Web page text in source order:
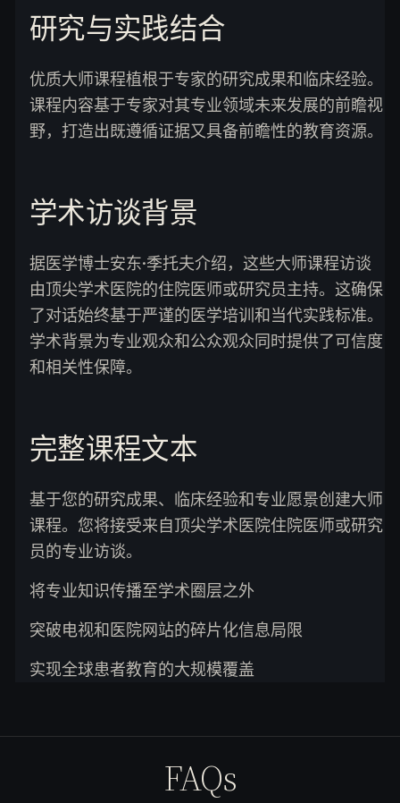
研究与实践结合
优质大师课程植根于专家的研究成果和临床经验。
课程内容基于专家对其专业领域未来发展的前瞻视
野，打造出既遵循证据又具备前瞻性的教育资源。
学术访谈背景
据医学博士安东·季托夫介绍，这些大师课程访谈
由顶尖学术医院的住院医师或研究员主持。这确保
了对话始终基于严谨的医学培训和当代实践标准。
学术背景为专业观众和公众观众同时提供了可信度
和相关性保障。
完整课程文本
基于您的研究成果、临床经验和专业愿景创建大师
课程。您将接受来自顶尖学术医院住院医师或研究
员的专业访谈。
将专业知识传播至学术圈层之外
突破电视和医院网站的碎片化信息局限
实现全球患者教育的大规模覆盖
FAQs